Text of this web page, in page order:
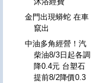
金門出現蟒蛇 在車
竄出
中油多角經營！汽
柴油8/3日起各調
降0.4元 台塑石
提前8/2降價0.3